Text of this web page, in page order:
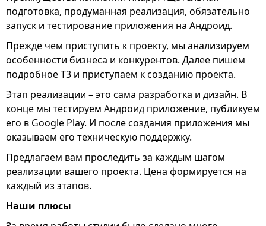
подготовка, продуманная реализация, обязательно
запуск и тестирование приложения на Андроид.
Прежде чем приступить к проекту, мы анализируем
особенности бизнеса и конкурентов. Далее пишем
подробное Т3 и приступаем к созданию проекта.
Этап реализации – это сама разработка и дизайн. В
конце мы тестируем Андроид приложение, публикуем
его в Google Play. И после создания приложения мы
оказываем его техническую поддержку.
Предлагаем вам проследить за каждым шагом
реализации вашего проекта. Цена формируется на
каждый из этапов.
Наши плюсы